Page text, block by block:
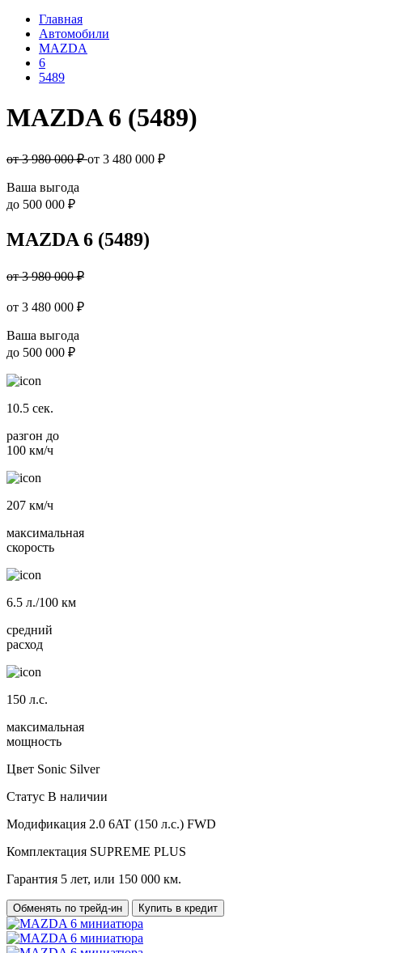
Главная
Автомобили
MAZDA
6
5489
MAZDA 6 (5489)
от 3 980 000 ₽от 3 480 000 ₽
Ваша выгода
до 500 000 ₽
MAZDA 6 (5489)
от 3 980 000 ₽
от 3 480 000 ₽
Ваша выгода
до 500 000 ₽
10.5 сек.
разгон до
100 км/ч
207 км/ч
максимальная
скорость
6.5 л./100 км
средний
расход
150 л.с.
максимальная
мощность
Цвет Sonic Silver
Статус В наличии
Модификация 2.0 6AT (150 л.с.) FWD
Комплектация SUPREME PLUS
Гарантия 5 лет, или 150 000 км.
Обменять по трейд-ин Купить в кредит